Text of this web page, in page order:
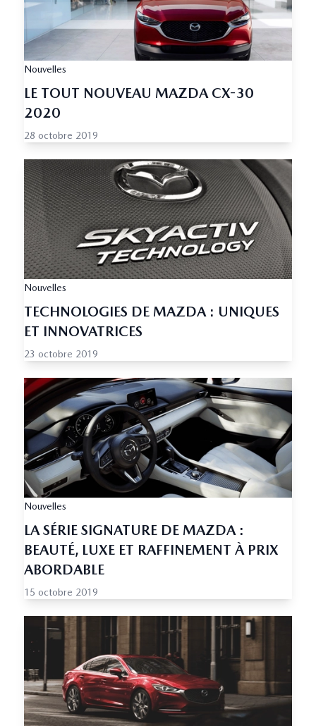
Nouvelles
LE TOUT NOUVEAU MAZDA CX-30
2020
28 octobre 2019
Nouvelles
TECHNOLOGIES DE MAZDA : UNIQUES
ET INNOVATRICES
23 octobre 2019
Nouvelles
LA SÉRIE SIGNATURE DE MAZDA :
BEAUTÉ, LUXE ET RAFFINEMENT À PRIX
ABORDABLE
15 octobre 2019